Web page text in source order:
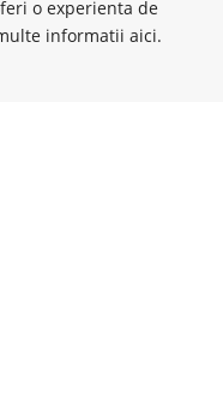
o experienta de
informatii aici.